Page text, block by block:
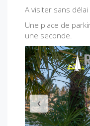
A visiter sans délai
Une place de
une seconde.
P
r
e
v
i
o